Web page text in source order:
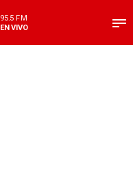
95.5 FM
EN VIVO